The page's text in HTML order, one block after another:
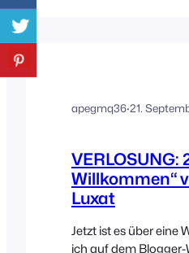
apegmq36·21.
VERLOSUNG:
Willkommen“
Luxat
Jetzt ist es über eine
ich auf dem